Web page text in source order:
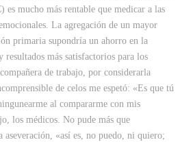
es mucho más rentable que medicar a las
La agregación de un mayor
primaria supondría un ahorro en la
resultados más satisfactorios para los
de trabajo, por considerarla
de celos me espetó: «Es que tú
al compararme con mis
los médicos. No pude más que
«así es, no puedo, ni quiero;